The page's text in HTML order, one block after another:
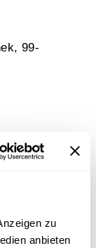
zu
anbieten
99-
neuen